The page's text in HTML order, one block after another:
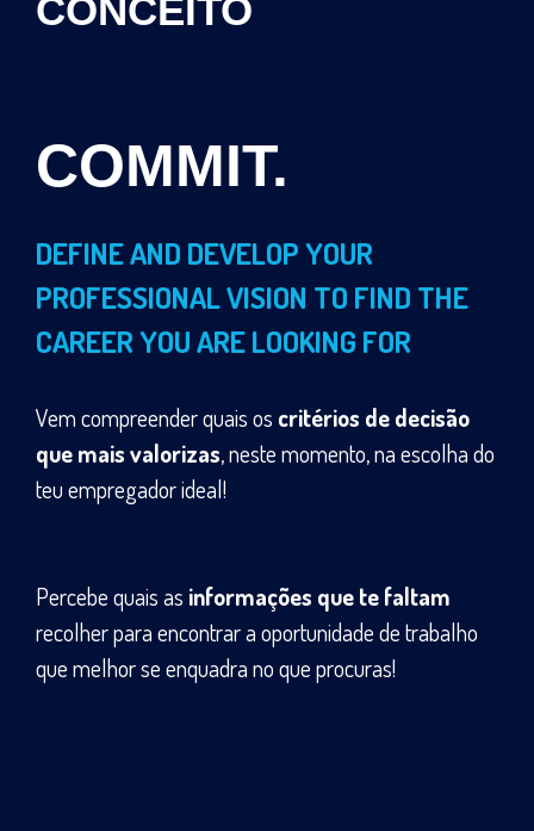
CONCEITO
COMMIT.
DEFINE AND DEVELOP YOUR
PROFESSIONAL VISION TO FIND THE
CAREER YOU ARE LOOKING FOR
Vem compreender quais os critérios de decisão
que mais valorizas, neste momento, na escolha do
teu empregador ideal!
Percebe quais as informações que te faltam
recolher para encontrar a oportunidade de trabalho
que melhor se enquadra no que procuras!